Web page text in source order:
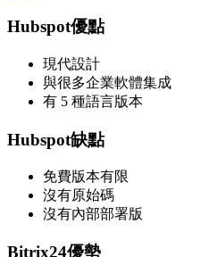
Hubspot優點
現代設計
與很多企業軟體集成
有 5 種語言版本
Hubspot缺點
免費版本有限
沒有原始碼
沒有內部部署版
Bitrix24優勢